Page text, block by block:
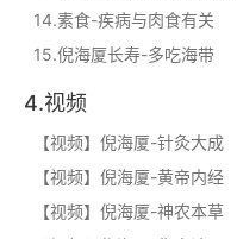
14.素食-疾病与肉食有关
15.倪海厦长寿-多吃海带
4.视频
【视频】倪海厦-针灸大成
【视频】倪海厦-黄帝内经
【视频】倪海厦-神农本草